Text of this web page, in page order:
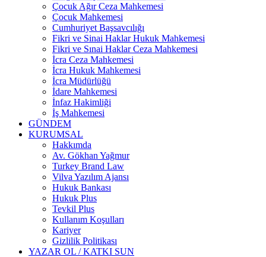
Çocuk Ağır Ceza Mahkemesi
Çocuk Mahkemesi
Cumhuriyet Başsavcılığı
Fikri ve Sinai Haklar Hukuk Mahkemesi
Fikri ve Sınai Haklar Ceza Mahkemesi
İcra Ceza Mahkemesi
İcra Hukuk Mahkemesi
İcra Müdürlüğü
İdare Mahkemesi
İnfaz Hakimliği
İş Mahkemesi
GÜNDEM
KURUMSAL
Hakkımda
Av. Gökhan Yağmur
Turkey Brand Law
Vilva Yazılım Ajansı
Hukuk Bankası
Hukuk Plus
Tevkil Plus
Kullanım Koşulları
Kariyer
Gizlilik Politikası
YAZAR OL / KATKI SUN